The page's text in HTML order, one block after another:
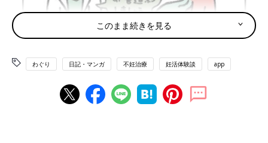
このまま続きを見る
わぐり 日記・マンガ 不妊治療 妊活体験談 app